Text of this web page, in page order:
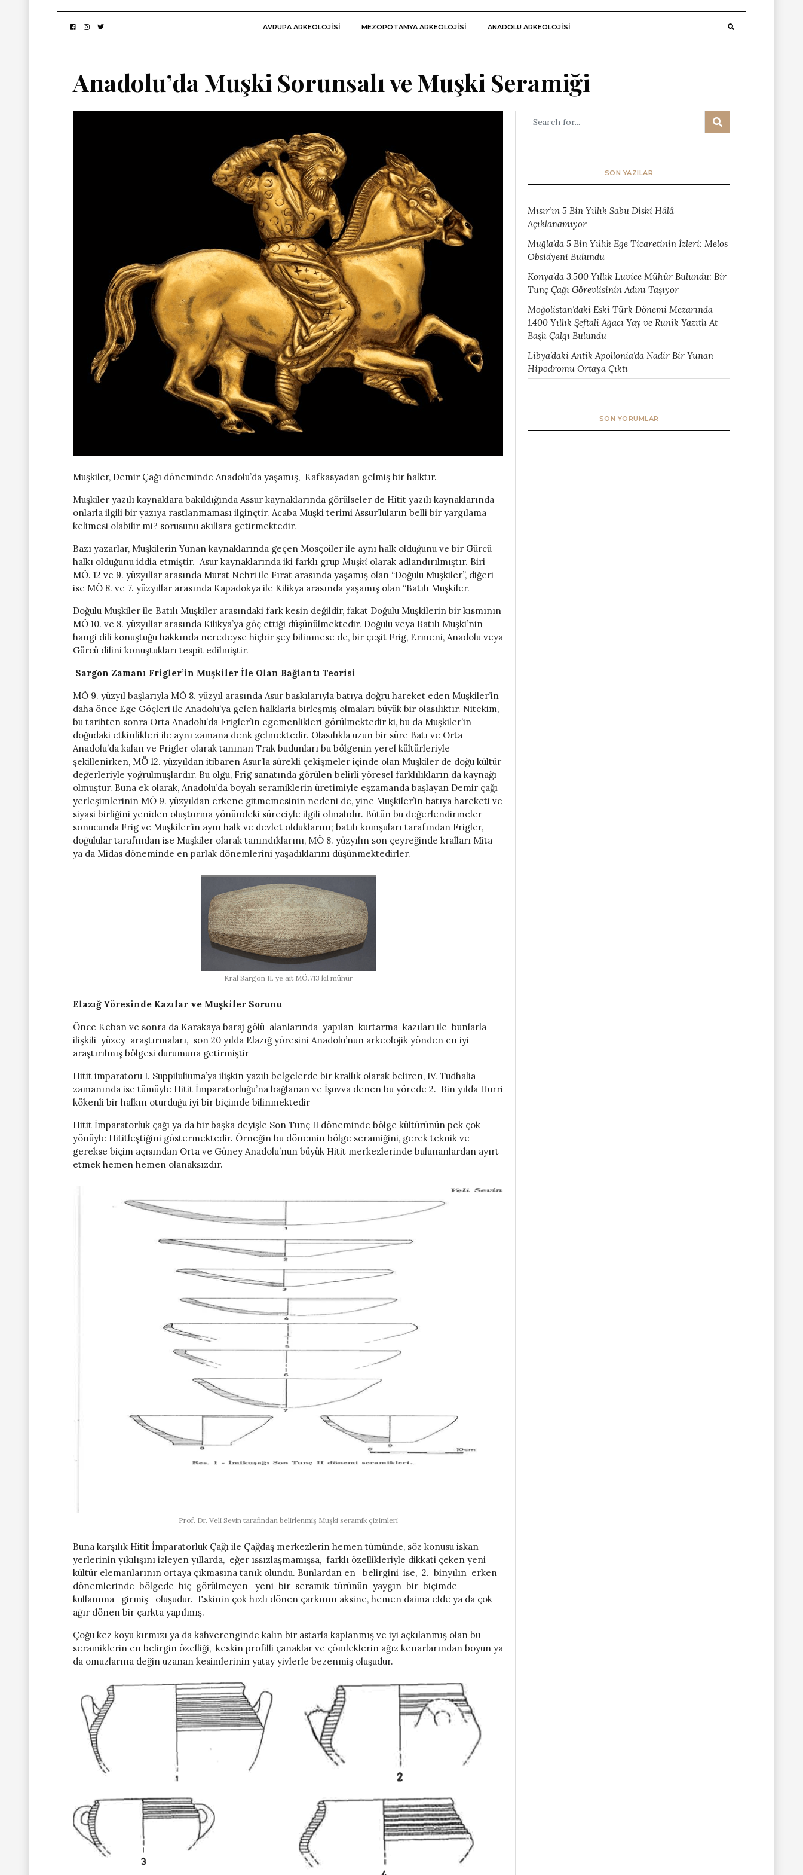
AVRUPA ARKEOLOJISI MEZOPOTAMYA ARKEOLOJISI ANADOLU ARKEOLOJİSİ
Anadolu’da Muşki Sorunsalı ve Muşki Seramiği
Muşkiler, Demir Çağı döneminde Anadolu’da yaşamış, Kafkasyadan gelmiş bir halktır.
Muşkiler yazılı kaynaklara bakıldığında Assur kaynaklarında görülseler de Hitit yazılı kaynaklarında
onlarla ilgili bir yazıya rastlanmaması ilginçtir. Acaba Muşki terimi Assur’luların belli bir yargılama
kelimesi olabilir mi? sorusunu akıllara getirmektedir.
Bazı yazarlar, Muşkilerin Yunan kaynaklarında geçen Mosçoiler ile aynı halk olduğunu ve bir Gürcü
halkı olduğunu iddia etmiştir. Asur kaynaklarında iki farklı grup Muşki olarak adlandırılmıştır. Biri
MÖ. 12 ve 9. yüzyıllar arasında Murat Nehri ile Fırat arasında yaşamış olan “Doğulu Muşkiler”, diğeri
ise MÖ 8. ve 7. yüzyıllar arasında Kapadokya ile Kilikya arasında yaşamış olan “Batılı Muşkiler.
Doğulu Muşkiler ile Batılı Muşkiler arasındaki fark kesin değildir, fakat Doğulu Muşkilerin bir kısmının
MÖ 10. ve 8. yüzyıllar arasında Kilikya’ya göç ettiği düşünülmektedir. Doğulu veya Batılı Muşki’nin
hangi dili konuştuğu hakkında neredeyse hiçbir şey bilinmese de, bir çeşit Frig, Ermeni, Anadolu veya
Gürcü dilini konuştukları tespit edilmiştir.
Sargon Zamanı Frigler’in Muşkiler İle Olan Bağlantı Teorisi
MÖ 9. yüzyıl başlarıyla MÖ 8. yüzyıl arasında Asur baskılarıyla batıya doğru hareket eden Muşkiler’in
daha önce Ege Göçleri ile Anadolu’ya gelen halklarla birleşmiş olmaları büyük bir olasılıktır. Nitekim,
bu tarihten sonra Orta Anadolu’da Frigler’in egemenlikleri görülmektedir ki, bu da Muşkiler’in
doğudaki etkinlikleri ile aynı zamana denk gelmektedir. Olasılıkla uzun bir süre Batı ve Orta
Anadolu’da kalan ve Frigler olarak tanınan Trak budunları bu bölgenin yerel kültürleriyle
şekillenirken, MÖ 12. yüzyıldan itibaren Asur’la sürekli çekişmeler içinde olan Muşkiler de doğu kültür
değerleriyle yoğrulmuşlardır. Bu olgu, Frig sanatında görülen belirli yöresel farklılıkların da kaynağı
olmuştur. Buna ek olarak, Anadolu’da boyalı seramiklerin üretimiyle eşzamanda başlayan Demir çağı
yerleşimlerinin MÖ 9. yüzyıldan erkene gitmemesinin nedeni de, yine Muşkiler’in batıya hareketi ve
siyasi birliğini yeniden oluşturma yönündeki süreciyle ilgili olmalıdır. Bütün bu değerlendirmeler
sonucunda Frig ve Muşkiler’in aynı halk ve devlet olduklarını; batılı komşuları tarafından Frigler,
doğulular tarafından ise Muşkiler olarak tanındıklarını, MÖ 8. yüzyılın son çeyreğinde kralları Mita
ya da Midas döneminde en parlak dönemlerini yaşadıklarını düşünmektedirler.
Kral Sargon II. ye ait MÖ.713 kil mühür
Elazığ Yöresinde Kazılar ve Muşkiler Sorunu
Önce Keban ve sonra da Karakaya baraj gölü alanlarında yapılan kurtarma kazıları ile bunlarla
ilişkili yüzey araştırmaları, son 20 yılda Elazığ yöresini Anadolu’nun arkeolojik yönden en iyi
araştırılmış bölgesi durumuna getirmiştir
Hitit imparatoru I. Suppiluliuma’ya ilişkin yazılı belgelerde bir krallık olarak beliren, IV. Tudhalia
zamanında ise tümüyle Hitit İmparatorluğu’na bağlanan ve İşuvva denen bu yörede 2. Bin yılda Hurri
kökenli bir halkın oturduğu iyi bir biçimde bilinmektedir
Hitit İmparatorluk çağı ya da bir başka deyişle Son Tunç II döneminde bölge kültürünün pek çok
yönüyle Hititleştiğini göstermektedir. Örneğin bu dönemin bölge seramiğini, gerek teknik ve
gerekse biçim açısından Orta ve Güney Anadolu’nun büyük Hitit merkezlerinde bulunanlardan ayırt
etmek hemen hemen olanaksızdır.
Prof. Dr. Veli Sevin tarafından belirlenmiş Muşki seramik çizimleri
Buna karşılık Hitit İmparatorluk Çağı ile Çağdaş merkezlerin hemen tümünde, söz konusu iskan
yerlerinin yıkılışını izleyen yıllarda, eğer ıssızlaşmamışsa, farklı özellikleriyle dikkati çeken yeni
kültür elemanlarının ortaya çıkmasına tanık olundu. Bunlardan en belirgini ise, 2. binyılın erken
dönemlerinde bölgede hiç görülmeyen yeni bir seramik türünün yaygın bir biçimde
kullanıma girmiş oluşudur. Eskinin çok hızlı dönen çarkının aksine, hemen daima elde ya da çok
ağır dönen bir çarkta yapılmış.
Çoğu kez koyu kırmızı ya da kahverenginde kalın bir astarla kaplanmış ve iyi açkılanmış olan bu
seramiklerin en belirgin özelliği, keskin profilli çanaklar ve çömleklerin ağız kenarlarından boyun ya
da omuzlarına değin uzanan kesimlerinin yatay yivlerle bezenmiş oluşudur.
SON YAZILAR
Mısır’ın 5 Bin Yıllık Sabu Diski Hâlâ
Açıklanamıyor
Muğla’da 5 Bin Yıllık Ege Ticaretinin İzleri: Melos
Obsidyeni Bulundu
Konya’da 3.500 Yıllık Luvice Mühür Bulundu: Bir
Tunç Çağı Görevlisinin Adını Taşıyor
Moğolistan’daki Eski Türk Dönemi Mezarında
1.400 Yıllık Şeftali Ağacı Yay ve Runik Yazıtlı At
Başlı Çalgı Bulundu
Libya’daki Antik Apollonia’da Nadir Bir Yunan
Hipodromu Ortaya Çıktı
SON YORUMLAR